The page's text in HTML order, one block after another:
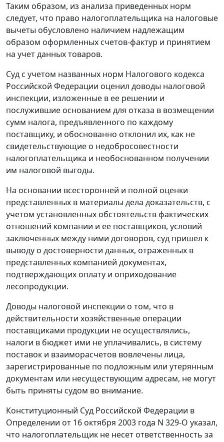
Таким образом, из анализа приведенных норм
следует, что право налогоплательщика на налоговые
вычеты обусловлено наличием надлежащим
образом оформленных счетов-фактур и принятием
на учет данных товаров.
Суд с учетом названных норм Налогового кодекса
Российской Федерации оценил доводы налоговой
инспекции, изложенные в ее решении и
послужившие основанием для отказа в возмещении
сумм налога, предъявленного по каждому
поставщику, и обоснованно отклонил их, как не
свидетельствующие о недобросовестности
налогоплательщика и необоснованном получении
им налоговой выгоды.
На основании всесторонней и полной оценки
представленных в материалы дела доказательств, с
учетом установленных обстоятельств фактических
отношений компании и ее поставщиков, условий
заключенных между ними договоров, суд пришел к
выводу о достоверности данных, отраженных в
представленных компанией документах,
подтверждающих оплату и оприходование
лесопродукции.
Доводы налоговой инспекции о том, что в
действительности хозяйственные операции
поставщиками продукции не осуществлялись,
налоги в бюджет ими не уплачивались, в систему
поставок и взаиморасчетов вовлечены лица,
зарегистрированные по подложным или утерянным
документам или несуществующим адресам, не могут
быть приняты судом во внимание.
Конституционный Суд Российской Федерации в
Определении от 16 октября 2003 года N 329-О указал,
что налогоплательщик не несет ответственность за